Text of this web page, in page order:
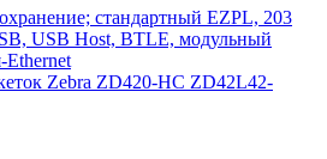
стандартный EZPL, 203
USB Host, BTLE, модульный
Ethernet
Zebra ZD420-HC ZD42L42-